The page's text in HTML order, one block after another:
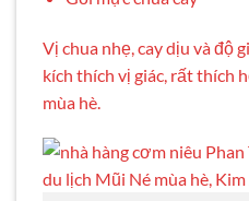
Vị chua nhẹ, cay dịu và độ
kích thích vị giác, rất thích
mùa hè.